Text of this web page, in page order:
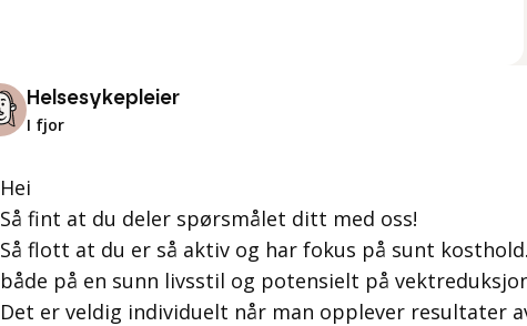
Helsesykepleier
I fjor
Hei
Så fint at du deler spørsmålet ditt med oss!
Så flott at du er så aktiv og har fokus på sunt
både på en sunn livsstil og potensielt på
Det er veldig individuelt når man opplever resultater